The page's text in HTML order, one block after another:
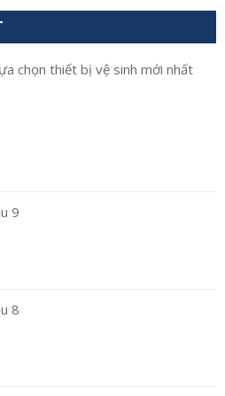
chọn thiết bị vệ sinh mới nhất
9
8